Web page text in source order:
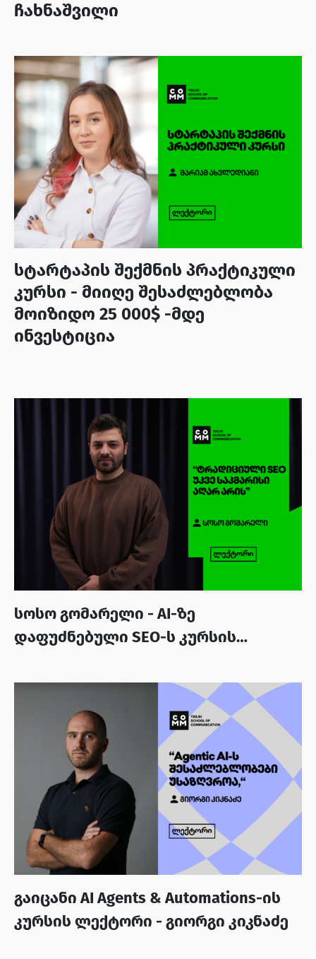
ჩახნაშვილი
სტარტაპის შექმნის პრაქტიკული
კურსი - მიიღე შესაძლებლობა
მოიზიდო 25 000$ -მდე
ინვესტიცია
სოსო გომარელი - AI-ზე
დაფუძნებული SEO-ს კურსის
გაიცანი AI Agents & Automations-ის
კურსის ლექტორი - გიორგი კიკნაძე